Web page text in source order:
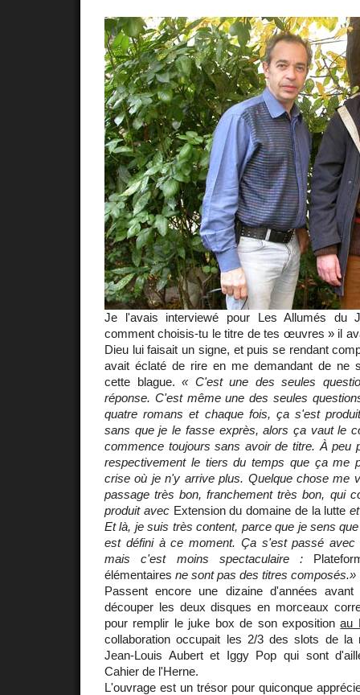
Je l'avais interviewé pour Les Allumés du
comment choisis-tu le titre de tes œuvres » il
Dieu lui faisait un signe, et puis se rendant
avait éclaté de rire en me demandant de ne
cette blague.« C'est une des seules
réponse. C'est même une des seules
quatre romans et chaque fois, ça s'est
sans que je le fasse exprès, alors ça vaut le
commence toujours sans avoir de titre. À peu
respectivement le tiers du temps que ça me
crise où je n'y arrive plus. Quelque chose me
passage très bon, franchement très bon, qui
produit avec Extension du domaine de la lutte
Et là, je suis très content, parce que je sens
est défini à ce moment. Ça s'est passé avec
mais c'est moins spectaculaire :
élémentaires ne sont pas des titres composés.»
Passent encore une dizaine d'années
découper les deux disques en morceaux
pour remplir le juke box de son expositionau
collaboration occupait les 2/3 des slots de la
Jean-Louis Aubert et Iggy Pop qui sont
Cahier de l'Herne.
L'ouvrage est un trésor pour quiconque